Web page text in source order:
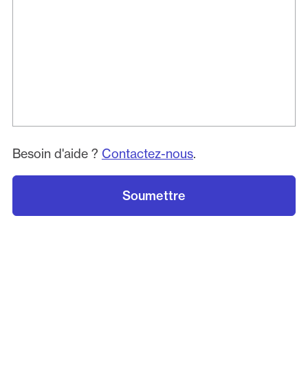
Besoin d'aide ? Contactez-nous.
Soumettre